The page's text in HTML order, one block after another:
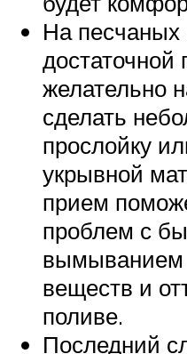
На
достаточной
желательно
сделать
прослойку
укрывной
прием
проблем с
вымыванием
веществ и
поливе.
Последний